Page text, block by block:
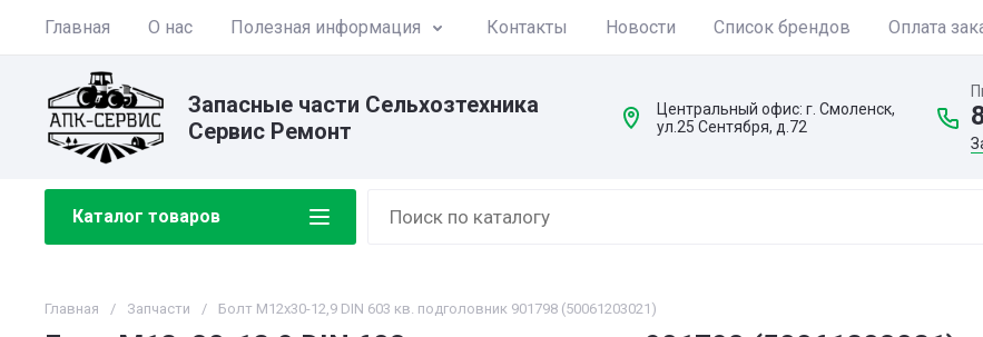
Главная О нас Полезная информация Контакты Новости Список брендов Оплата
Запасные части Сельхозтехника
Сервис Ремонт
Центральный офис: г. Смоленск,
ул.25 Сентября, д.72
Каталог товаров
Главная / Запчасти / Болт М12х30-12,9 DIN 603 кв. подголовник 901798 (50061203021)